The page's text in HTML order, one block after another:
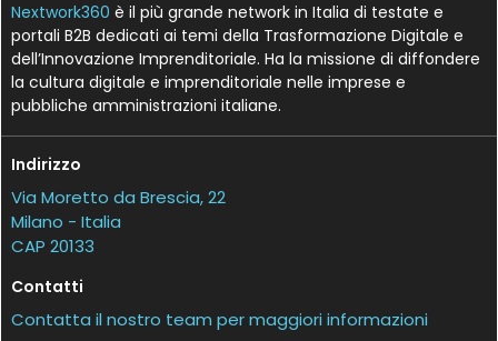
Nextwork360 è il più grande network in Italia di testate e
portali B2B dedicati ai temi della Trasformazione Digitale e
dell’Innovazione Imprenditoriale. Ha la missione di diffondere
la cultura digitale e imprenditoriale nelle imprese e
pubbliche amministrazioni italiane.
Indirizzo
Via Moretto da Brescia, 22
Milano - Italia
CAP 20133
Contatti
Contatta il nostro team per maggiori informazioni